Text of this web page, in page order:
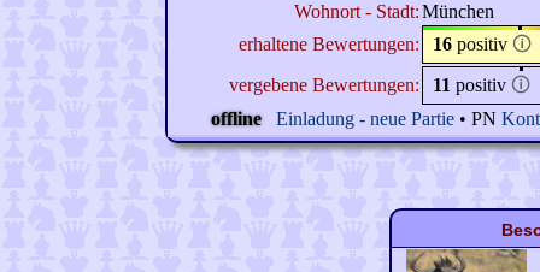
Wohnort - Stadt:München
erhaltene Bewertungen:
16 positiv 🛈
vergebene Bewertungen:
11 positiv 🛈
offline
Einladung - neue Partie • PN